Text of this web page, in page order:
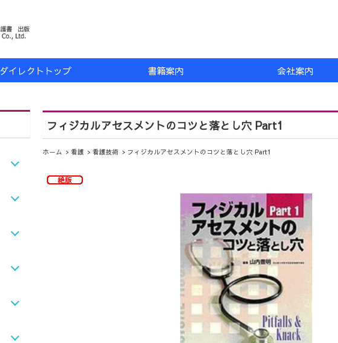
ダイレクトトップ 書籍案内 会社案内
フィジカルアセスメントのコツと落とし穴 Part1
ホーム 看護 看護技術 フィジカルアセスメントのコツと落とし穴 Part1